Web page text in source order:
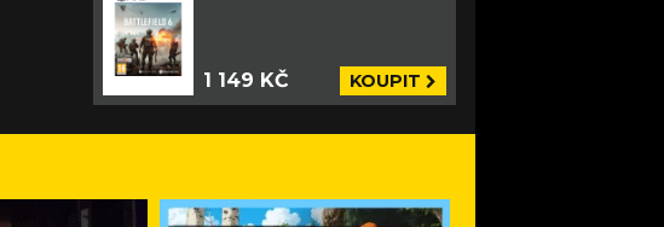
1 149 KČ KOUPIT